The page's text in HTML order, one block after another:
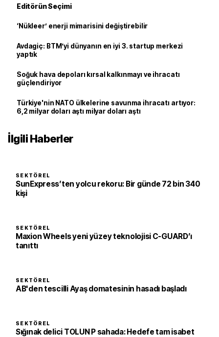
Editörün Seçimi
‘Nükleer’ enerji mimarisini değiştirebilir
Avdagiç: BTM’yi dünyanın en iyi 3. startup merkezi
yaptık
Soğuk hava depoları kırsal kalkınmayı ve ihracatı
güçlendiriyor
Türkiye'nin NATO ülkelerine savunma ihracatı artıyor:
6,2 milyar doları aştı milyar doları aştı
İlgili Haberler
SEKTÖREL
SunExpress’ten yolcu rekoru: Bir günde 72 bin 340
kişi
SEKTÖREL
Maxion Wheels yeni yüzey teknolojisi C-GUARD’ı
tanıttı
SEKTÖREL
AB'den tescilli Ayaş domatesinin hasadı başladı
SEKTÖREL
Sığınak delici TOLUN P sahada: Hedefe tam isabet